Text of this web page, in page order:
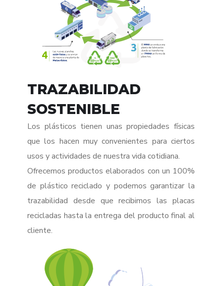
TRAZABILIDAD
SOSTENIBLE
Los plásticos tienen unas propiedades físicas
que los hacen muy convenientes para ciertos
usos y actividades de nuestra vida cotidiana.
Ofrecemos productos elaborados con un 100%
de plástico reciclado y podemos garantizar la
trazabilidad desde que recibimos las placas
recicladas hasta la entrega del producto final al
cliente.